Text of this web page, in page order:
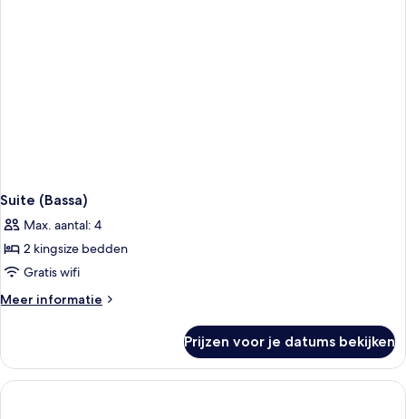
Suite (Bassa)
Max. aantal: 4
2 kingsize bedden
Gratis wifi
Meer informatie
Meer
(Bassa)
Prijzen voor je datums bekijken